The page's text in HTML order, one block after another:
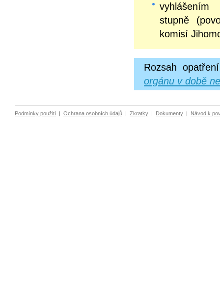
stupně
komisí
Rozsah
orgánu v době
Podmínky použití | Ochrana osobních údajů | Zkratky | Dokumenty | Návod k